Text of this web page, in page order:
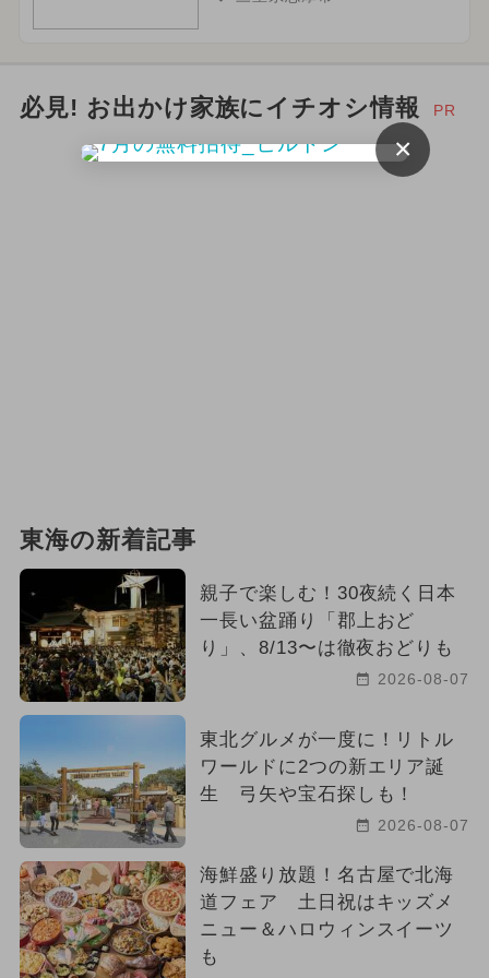
必見! お出かけ家族にイチオシ情報 PR
東海の新着記事
親子で楽しむ！30夜続く日本
一長い盆踊り「郡上おど
り」、8/13〜は徹夜おどりも
2026-08-07
東北グルメが一度に！リトル
ワールドに2つの新エリア誕
生 弓矢や宝石探しも！
2026-08-07
海鮮盛り放題！名古屋で北海
道フェア 土日祝はキッズメ
ニュー＆ハロウィンスイーツ
も
×